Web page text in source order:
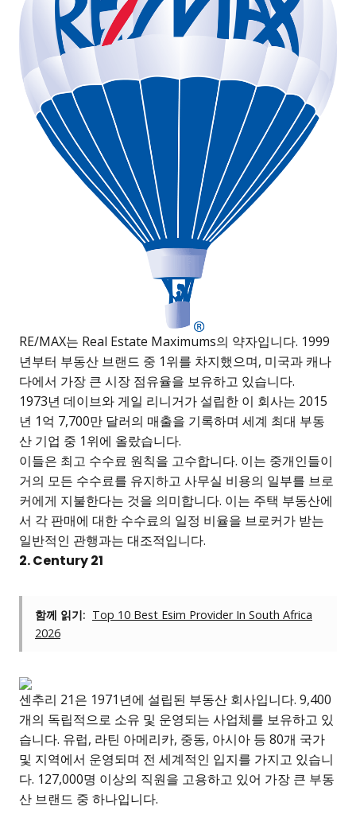
RE/MAX는 Real Estate Maximums의 약자입니다. 1999
년부터 부동산 브랜드 중 1위를 차지했으며, 미국과 캐나
다에서 가장 큰 시장 점유율을 보유하고 있습니다.
1973년 데이브와 게일 리니거가 설립한 이 회사는 2015
년 1억 7,700만 달러의 매출을 기록하며 세계 최대 부동
산 기업 중 1위에 올랐습니다.
이들은 최고 수수료 원칙을 고수합니다. 이는 중개인들이
거의 모든 수수료를 유지하고 사무실 비용의 일부를 브로
커에게 지불한다는 것을 의미합니다. 이는 주택 부동산에
서 각 판매에 대한 수수료의 일정 비율을 브로커가 받는
일반적인 관행과는 대조적입니다.
2. Century 21
함께 읽기: Top 10 Best Esim Provider In South Africa
2026
센추리 21은 1971년에 설립된 부동산 회사입니다. 9,400
개의 독립적으로 소유 및 운영되는 사업체를 보유하고 있
습니다. 유럽, 라틴 아메리카, 중동, 아시아 등 80개 국가
및 지역에서 운영되며 전 세계적인 입지를 가지고 있습니
다. 127,000명 이상의 직원을 고용하고 있어 가장 큰 부동
산 브랜드 중 하나입니다.